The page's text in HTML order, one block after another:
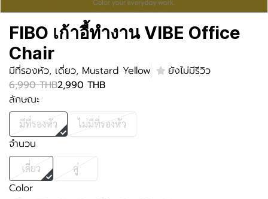
FIBO เก้าอี้ทำงาน VIBE Office
Chair
มีที่รองหัว, เดี่ยว, Mustard Yellow
ยังไม่มีรีวิว
6,990 THB2,990 THB
ลักษณะ
มีที่รองหัว ไม่มีที่รองหัว
จำนวน
เดี่ยว คู่
Color